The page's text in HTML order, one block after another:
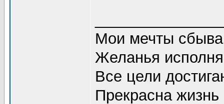
Мои мечты
Желанья
Все цели
Прекрасна жизнь